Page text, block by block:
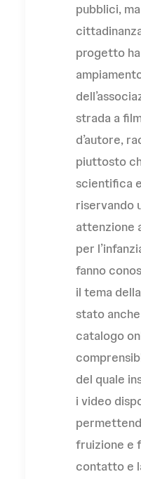
pubblici,
progetto
strada a
d’autore,
piuttosto
scientifica
riservando
attenzione
per
fanno
il tema
stato
catalogo
del quale
i video
fruizione e
contatto e